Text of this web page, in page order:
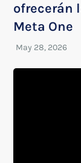
ofrecerán
Meta One